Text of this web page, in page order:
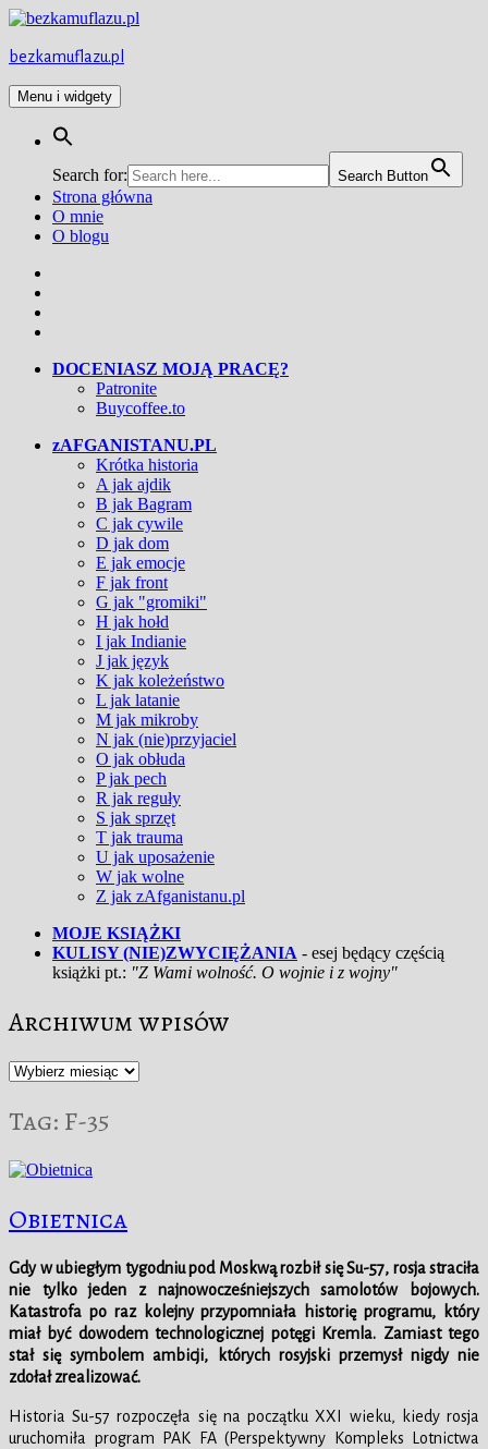
Przejdź
treści
bezkamuflazu.pl
Menu i widgety
Search for: Search Button
Strona główna
O mnie
O blogu
DOCENIASZ MOJĄ PRACĘ?
Patronite
Buycoffee.to
zAFGANISTANU.PL
Krótka historia
A jak ajdik
B jak Bagram
C jak cywile
D jak dom
E jak emocje
F jak front
G jak "gromiki"
H jak hołd
I jak Indianie
J jak język
K jak koleżeństwo
L jak latanie
M jak mikroby
N jak (nie)przyjaciel
O jak obłuda
P jak pech
R jak reguły
S jak sprzęt
T jak trauma
U jak uposażenie
W jak wolne
Z jak zAfganistanu.pl
MOJE KSIĄŻKI
KULISY (NIE)ZWYCIĘŻANIA - esej będący częścią
książki pt.: "Z Wami wolność. O wojnie i z wojny"
Archiwum wpisów
Archiwum
Tag: F-35
Obietnica
Gdy w ubiegłym tygodniu pod Moskwą rozbił się Su-57, rosja straciła
nie tylko jeden z najnowocześniejszych samolotów bojowych.
Katastrofa po raz kolejny przypomniała historię programu, który
miał być dowodem technologicznej potęgi Kremla. Zamiast tego
stał się symbolem ambicji, których rosyjski przemysł nigdy nie
zdołał zrealizować.
Historia Su-57 rozpoczęła się na początku XXI wieku, kiedy rosja
uruchomiła program PAK FA (Perspektywny Kompleks Lotnictwa